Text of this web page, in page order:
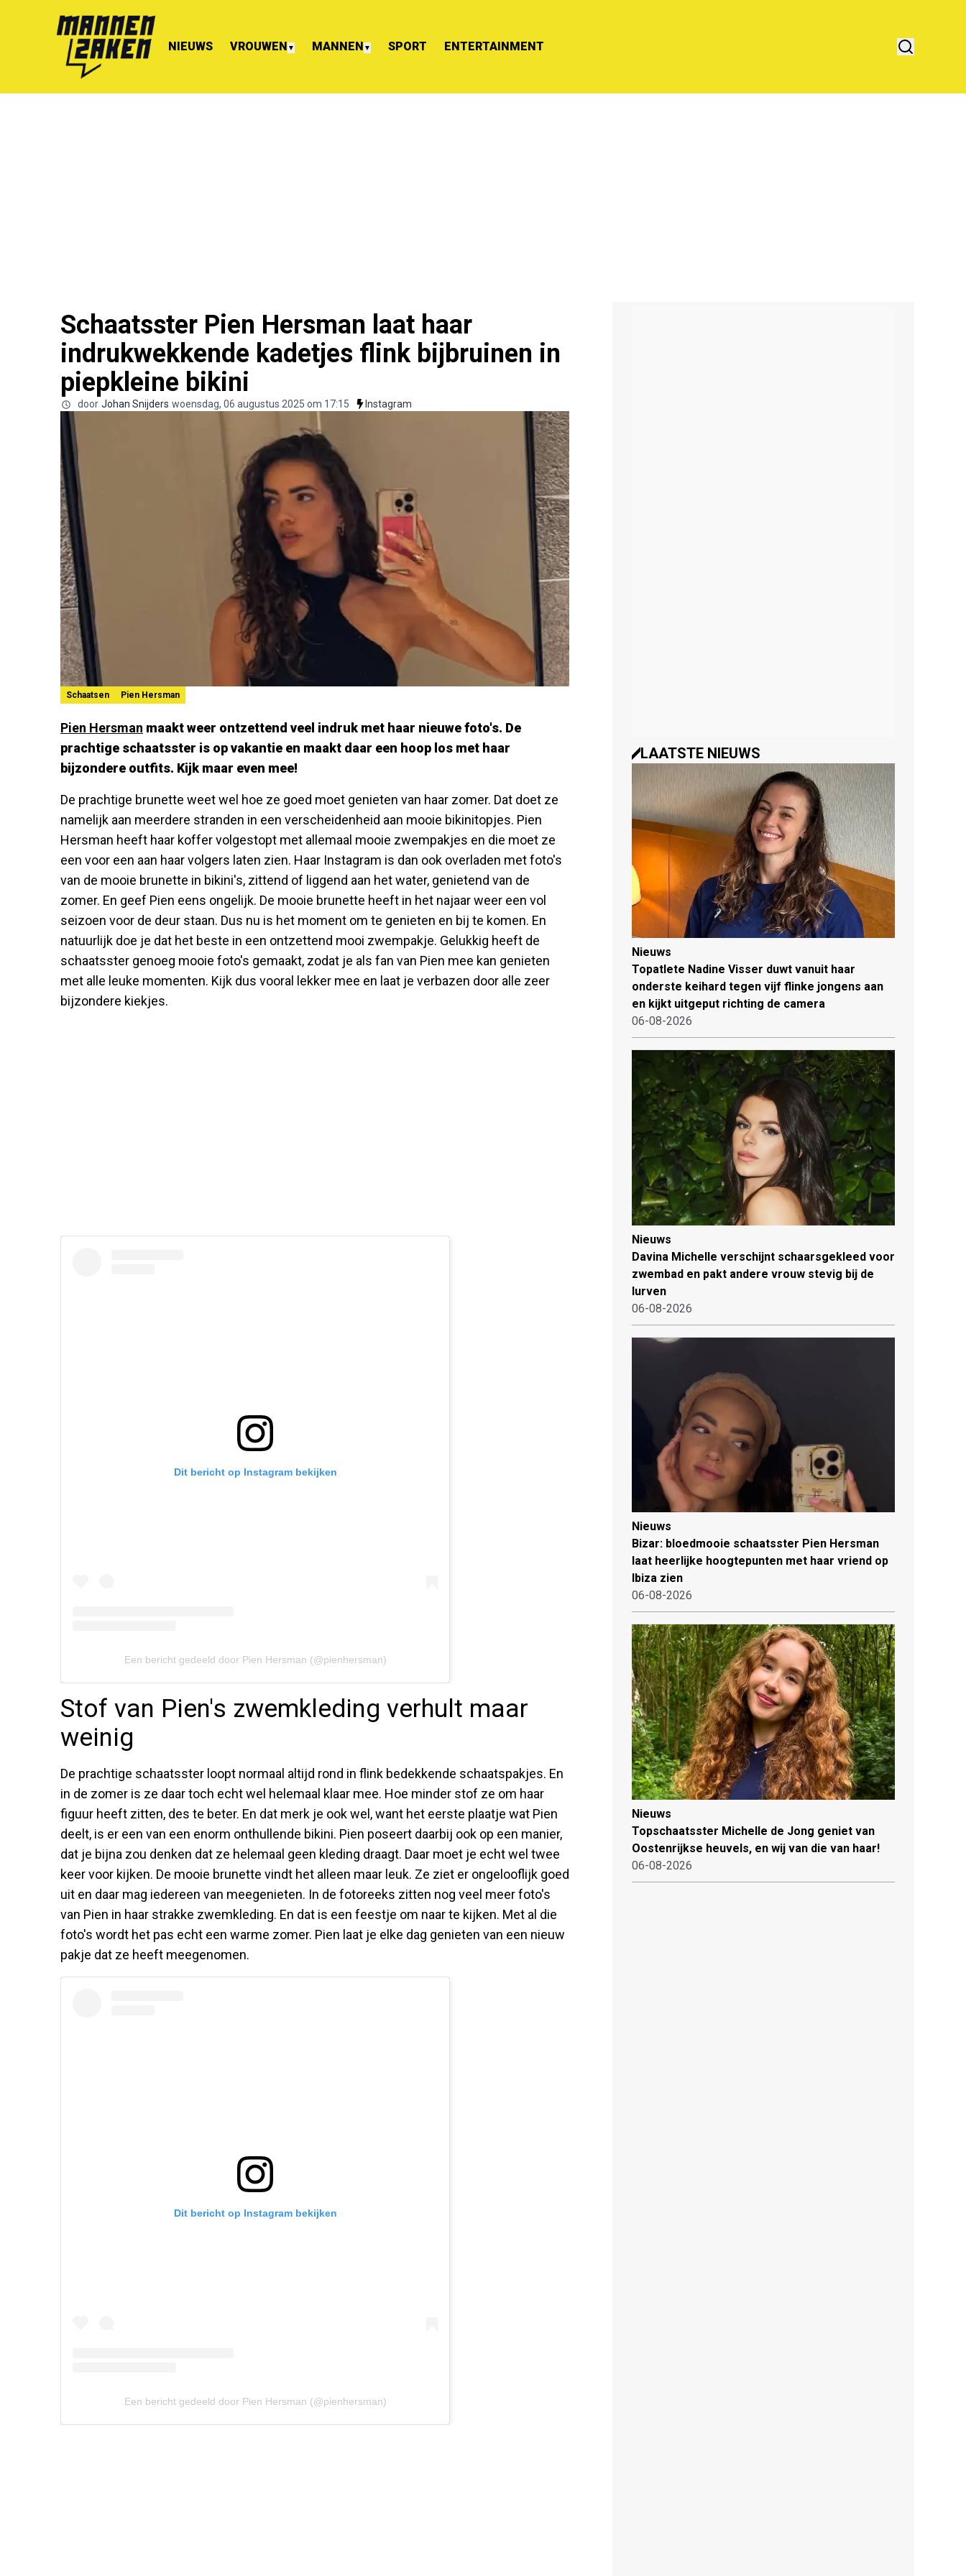
NIEUWS VROUWEN ▼ MANNEN ▼ SPORT ENTERTAINMENT
Schaatsster Pien Hersman laat haar
indrukwekkende kadetjes flink bijbruinen in
piepkleine bikini
door Johan Snijders woensdag, 06 augustus 2025 om 17:15 Instagram
Schaatsen Pien Hersman
Pien Hersman maakt weer ontzettend veel indruk met haar nieuwe foto's. De
prachtige schaatsster is op vakantie en maakt daar een hoop los met haar
bijzondere outfits. Kijk maar even mee!
De prachtige brunette weet wel hoe ze goed moet genieten van haar zomer. Dat doet ze
namelijk aan meerdere stranden in een verscheidenheid aan mooie bikinitopjes. Pien
Hersman heeft haar koffer volgestopt met allemaal mooie zwempakjes en die moet ze
een voor een aan haar volgers laten zien. Haar Instagram is dan ook overladen met foto's
van de mooie brunette in bikini's, zittend of liggend aan het water, genietend van de
zomer. En geef Pien eens ongelijk. De mooie brunette heeft in het najaar weer een vol
seizoen voor de deur staan. Dus nu is het moment om te genieten en bij te komen. En
natuurlijk doe je dat het beste in een ontzettend mooi zwempakje. Gelukkig heeft de
schaatsster genoeg mooie foto's gemaakt, zodat je als fan van Pien mee kan genieten
met alle leuke momenten. Kijk dus vooral lekker mee en laat je verbazen door alle zeer
bijzondere kiekjes.
Dit bericht op Instagram bekijken
Een bericht gedeeld door Pien Hersman (@pienhersman)
Stof van Pien's zwemkleding verhult maar
weinig
De prachtige schaatsster loopt normaal altijd rond in flink bedekkende schaatspakjes. En
in de zomer is ze daar toch echt wel helemaal klaar mee. Hoe minder stof ze om haar
figuur heeft zitten, des te beter. En dat merk je ook wel, want het eerste plaatje wat Pien
deelt, is er een van een enorm onthullende bikini. Pien poseert daarbij ook op een manier,
dat je bijna zou denken dat ze helemaal geen kleding draagt. Daar moet je echt wel twee
keer voor kijken. De mooie brunette vindt het alleen maar leuk. Ze ziet er ongelooflijk goed
uit en daar mag iedereen van meegenieten. In de fotoreeks zitten nog veel meer foto's
van Pien in haar strakke zwemkleding. En dat is een feestje om naar te kijken. Met al die
foto's wordt het pas echt een warme zomer. Pien laat je elke dag genieten van een nieuw
pakje dat ze heeft meegenomen.
Dit bericht op Instagram bekijken
Een bericht gedeeld door Pien Hersman (@pienhersman)
LAATSTE NIEUWS
Nieuws
Topatlete Nadine Visser duwt vanuit haar
onderste keihard tegen vijf flinke jongens aan
en kijkt uitgeput richting de camera
06-08-2026
Nieuws
Davina Michelle verschijnt schaarsgekleed voor
zwembad en pakt andere vrouw stevig bij de
lurven
06-08-2026
Nieuws
Bizar: bloedmooie schaatsster Pien Hersman
laat heerlijke hoogtepunten met haar vriend op
Ibiza zien
06-08-2026
Nieuws
Topschaatsster Michelle de Jong geniet van
Oostenrijkse heuvels, en wij van die van haar!
06-08-2026